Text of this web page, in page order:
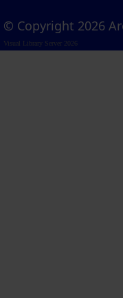
© Copyright 2026
Visual Library Server 2026